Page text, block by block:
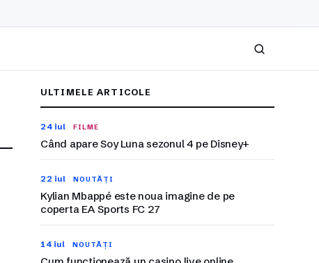
Caută
ULTIMELE ARTICOLE
24 iul FILME
Când apare Soy Luna sezonul 4 pe Disney+
22 iul NOUTĂȚI
Kylian Mbappé este noua imagine de pe
coperta EA Sports FC 27
14 iul NOUTĂȚI